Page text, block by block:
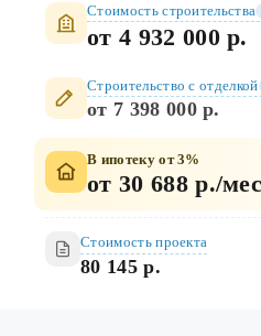
Стоимость строительства
от 4 932 000 р.
Строительство c отделкой
от 7 398 000 р.
В ипотеку от 3%
от 30 688 р./
Стоимость проекта
80 145 р.